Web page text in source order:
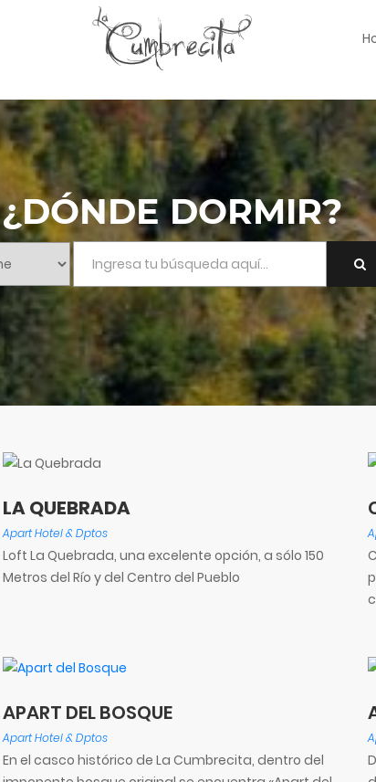
¿DÓNDE DORMIR?
LA QUEBRADA
Apart Hotel & Dptos
Loft La Quebrada, una excelente opción, a sólo 150
Metros del Río y del Centro del Pueblo
APART DEL BOSQUE
Apart Hotel & Dptos
En el casco histórico de La Cumbrecita, dentro del